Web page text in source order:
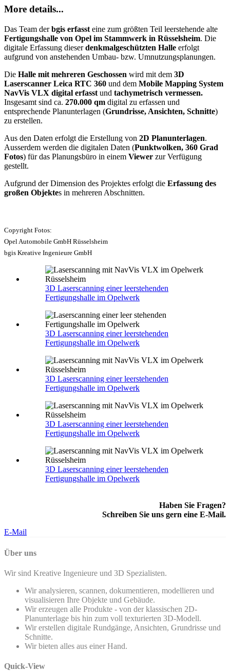
More details...
Das Team derbgis erfasst eine zum größten Teil leerstehende alte
Fertigungshalle von Opel im Stammwerk in Rüsselsheim. Die
digitale Erfassung dieserdenkmalgeschützten Halle erfolgt
aufgrund von anstehenden Umbau- bzw. Umnutzungsplanungen.
Die Halle mit mehreren Geschossen wird mit dem 3D
Laserscanner Leica RTC 360 und dem Mobile Mapping System
NavVis VLX digital erfasst und tachymetrisch vermessen.
Insgesamt sind ca. 270.000 qm digital zu erfassen und
entsprechende Planunterlagen (Grundrisse, Ansichten, Schnitte)
zu erstellen.
Aus den Daten erfolgt die Erstellung von 2D Planunterlagen.
Ausserdem werden die digitalen Daten (Punktwolken, 360 Grad
Fotos) für das Planungsbüro in einem Viewer zur Verfügung
gestellt.
Aufgrund der Dimension des Projektes erfolgt die Erfassung des
großen Objektes in mehreren Abschnitten.
Copyright Fotos:
Opel Automobile GmbH Rüsselsheim
bgis Kreative Ingenieure GmbH
3D Laserscanning einer leerstehenden
Fertigungshalle im Opelwerk
3D Laserscanning einer leerstehenden
Fertigungshalle im Opelwerk
3D Laserscanning einer leerstehenden
Fertigungshalle im Opelwerk
3D Laserscanning einer leerstehenden
Fertigungshalle im Opelwerk
3D Laserscanning einer leerstehenden
Fertigungshalle im Opelwerk
Haben Sie Fragen?
Schreiben Sie uns gern eine E-Mail.
E-Mail
Über uns
Wir sind Kreative Ingenieure und 3D Spezialisten.
Wir analysieren, scannen, dokumentieren, modellieren und
visualisieren Ihre Objekte und Gebäude.
Wir erzeugen alle Produkte - von der klassischen 2D-
Planunterlage bis hin zum voll texturierten 3D-Modell.
Wir erstellen digitale Rundgänge, Ansichten, Grundrisse und
Schnitte.
Wir bieten alles aus einer Hand.
Quick-View